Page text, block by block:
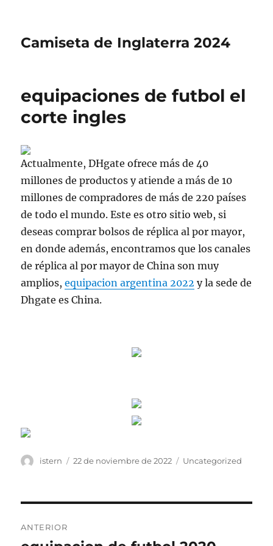
Camiseta de Inglaterra 2024
equipaciones de futbol el
corte ingles
Actualmente, DHgate ofrece más de 40
millones de productos y atiende a más de 10
millones de compradores de más de 220 países
de todo el mundo. Este es otro sitio web, si
deseas comprar bolsos de réplica al por mayor,
en donde además, encontramos que los canales
de réplica al por mayor de China son muy
amplios,equipacion argentina 2022 y la sede de
Dhgate es China.
Autor
istern
Publicado
22 de noviembre de 2022 Categorías
Uncategorized
de
ANTERIOR